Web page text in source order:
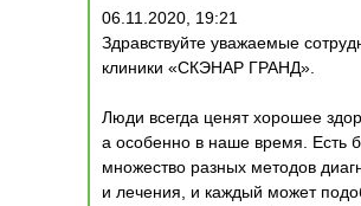
06.11.2020, 19:21
Здравствуйте уважаемые
клиники «СКЭНАР ГРАНД».
Люди всегда ценят хорошее
а особенно в наше время. Есть
множество разных методов
и лечения, и каждый может